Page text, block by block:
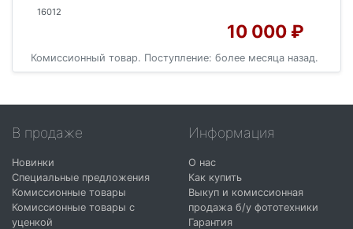
16012
10 000 ₽
Комиссионный товар. Поступление: более месяца назад.
В продаже
Новинки
Специальные предложения
Комиссионные товары
Комиссионные товары с
уценкой
Информация
О нас
Как купить
Выкуп и комиссионная
продажа б/у фототехники
Гарантия